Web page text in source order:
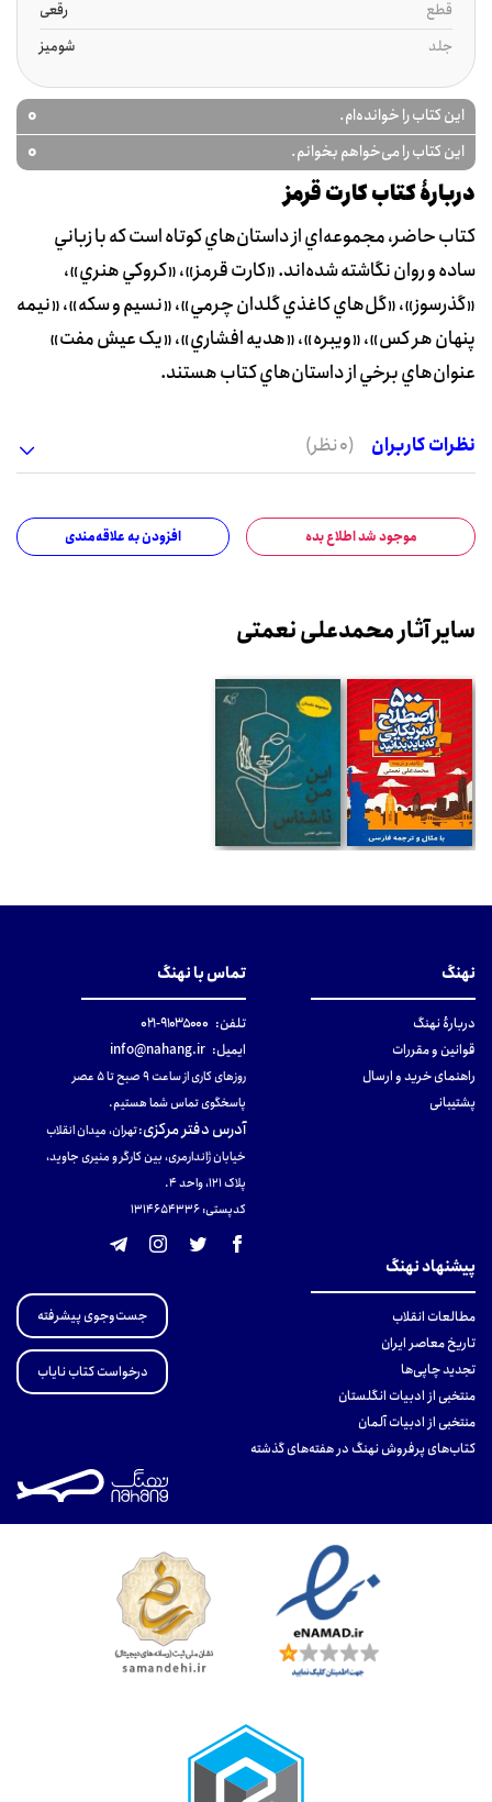
قطع
رقعی
جلد
شومیز
این کتاب را خوانده‌ام. 0
این کتاب را می‌خواهم بخوانم. 0
دربارۀ کتاب کارت قرمز
کتاب حاضر، مجموعه‌اي از داستان‌هاي کوتاه است که با زباني
ساده و روان نگاشته شده‌اند. «کارت قرمز»،‌ «کروکي هنري»،
«گذرسوز»، «گل‌هاي کاغذي گلدان چرمي»، «نسيم و سکه»، «نيمه
پنهان هر کس»، «ويبره»، «هديه افشاري»، «يک عيش مفت»
عنوان‌هاي برخي از داستان‌هاي کتاب هستند.
نظرات کاربران (0 نظر)
موجود شد اطلاع بده افزودن به علاقه‌مندی
سایر آثار محمدعلی نعمتی
نهنگ
دربارهٔ نهنگ
قوانین و مقررات
راهنمای خرید و ارسال
پشتیبانی
تماس با نهنگ
تلفن: ۹۱۰۳۵۰۰۰-۰۲۱
ایمیل: info@nahang.ir
روزهای کاری از ساعت ۹ صبح تا ۵ عصر
پاسخگوی تماس شما هستیم.
آدرس دفتر مرکزی:تهران، میدان انقلاب
خیابان ژاندارمری، بین کارگر و منیری جاوید،
پلاک 121، واحد ۴.
کدپستی: 131465433۶
پیشنهاد نهنگ
مطالعات انقلاب
تاریخ معاصر ایران
تجدید چاپی‌ها
منتخبی از ادبیات انگلستان
منتخبی از ادبیات آلمان
کتاب‌های پرفروش نهنگ در هفته‌های گذشته
جست‌وجوی پیشرفته
درخواست کتاب نایاب